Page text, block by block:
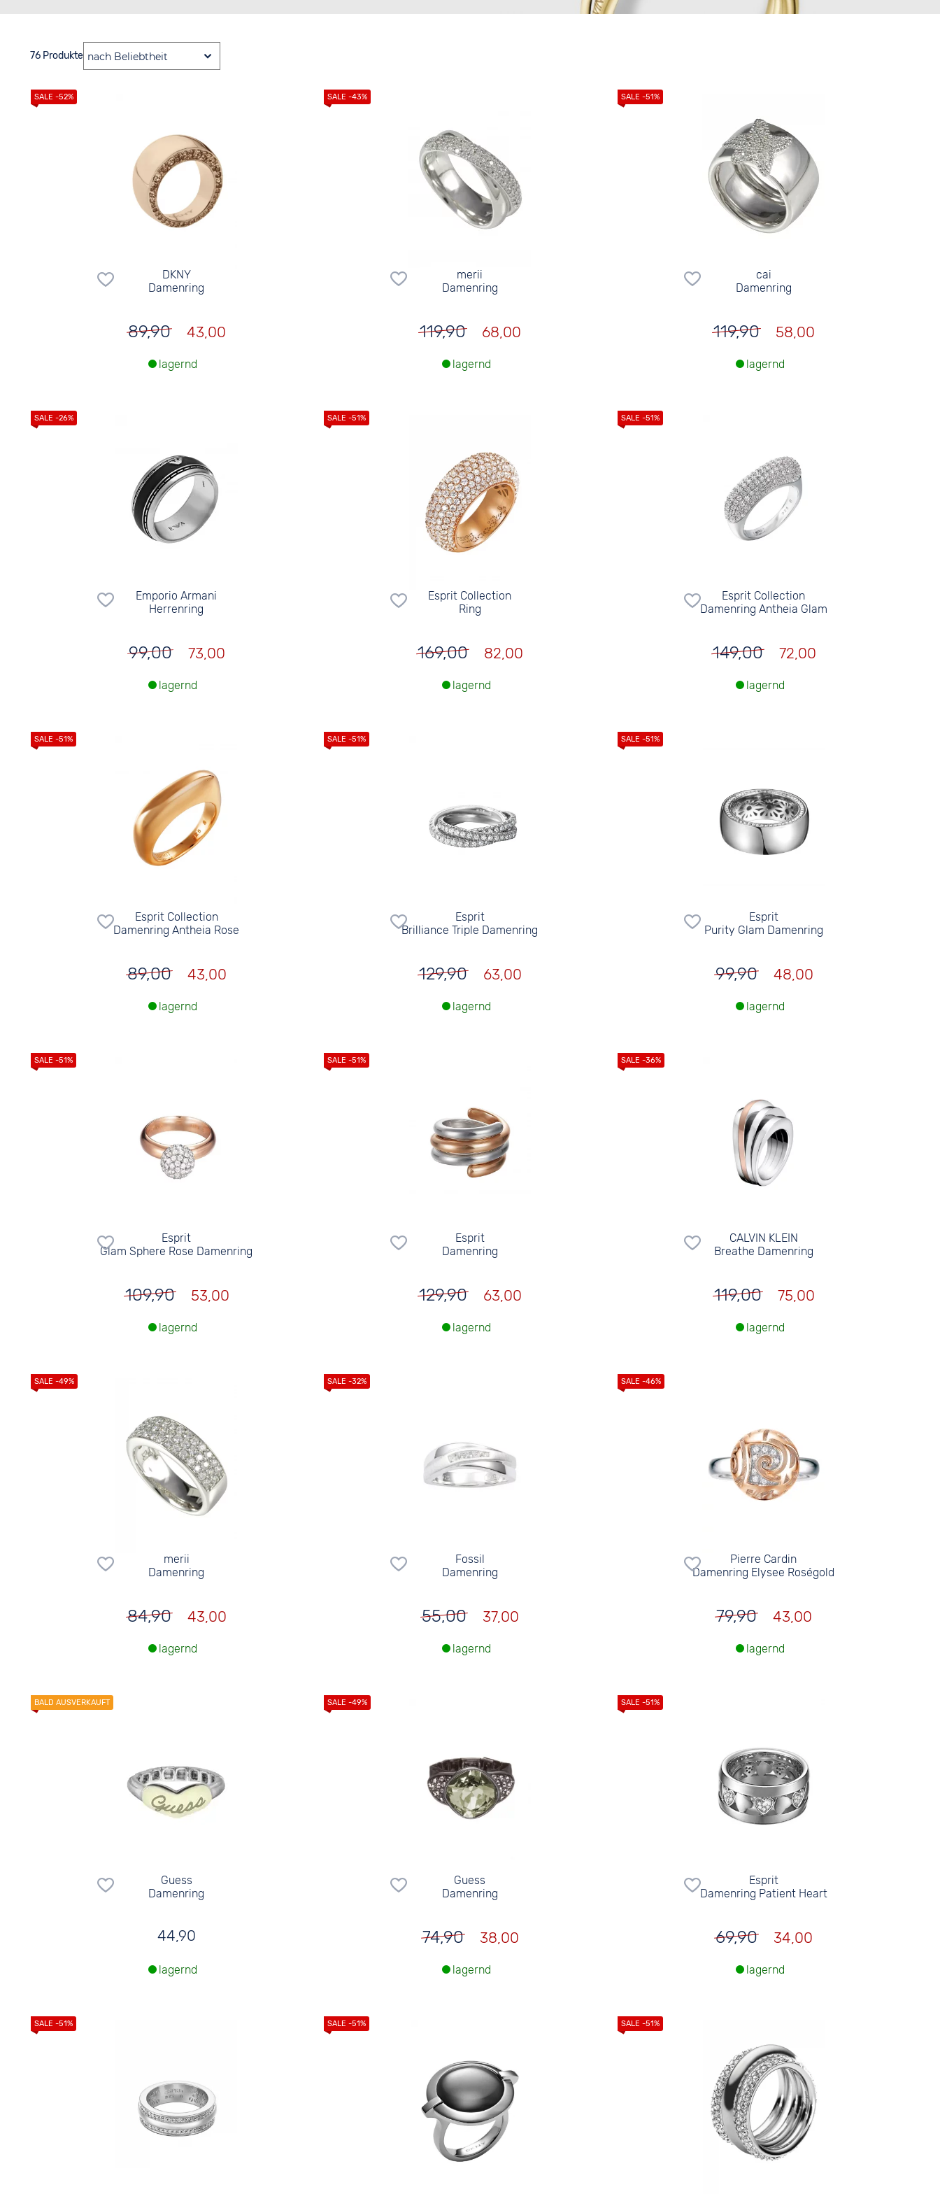
76 Produkte
DKNY
Damenring
89,90 43,00
lagernd
merii
Damenring
119,90 68,00
lagernd
cai
Damenring
119,90 58,00
lagernd
Emporio Armani
Herrenring
99,00 73,00
lagernd
Esprit Collection
Ring
169,00 82,00
lagernd
Esprit Collection
Damenring Antheia Glam
149,00 72,00
lagernd
Esprit Collection
Damenring Antheia Rose
89,00 43,00
lagernd
Esprit
Brilliance Triple Damenring
129,90 63,00
lagernd
Esprit
Purity Glam Damenring
99,90 48,00
lagernd
Esprit
Glam Sphere Rose Damenring
109,90 53,00
lagernd
Esprit
Damenring
129,90 63,00
lagernd
CALVIN KLEIN
Breathe Damenring
119,00 75,00
lagernd
merii
Damenring
84,90 43,00
lagernd
Fossil
Damenring
55,00 37,00
lagernd
Pierre Cardin
Damenring Elysee Roségold
79,90 43,00
lagernd
Guess
Damenring
44,90
lagernd
Guess
Damenring
74,90 38,00
lagernd
Esprit
Damenring Patient Heart
69,90 34,00
lagernd